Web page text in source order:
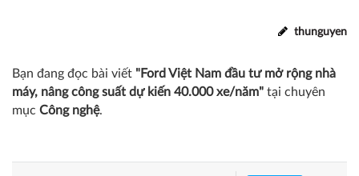
thunguyen
Bạn đang đọc bài viết "Ford Việt Nam đầu tư mở rộng nhà
máy, nâng công suất dự kiến 40.000 xe/năm" tại chuyên
mục Công nghệ.